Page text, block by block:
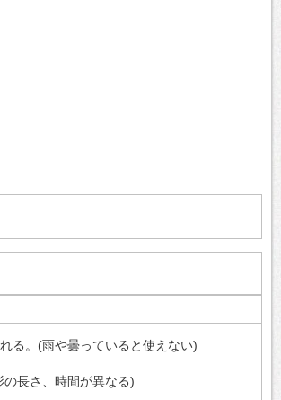
る。(雨や曇っていると使えない)
の長さ、時間が異なる)